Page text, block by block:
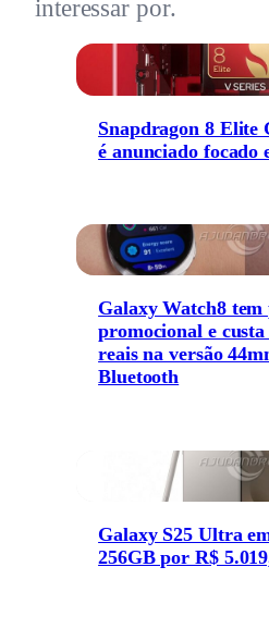
interessar por.
Snapdragon 8 Elite
é anunciado focado
Galaxy Watch8 tem
promocional e custa
reais na versão
Bluetooth
Galaxy S25 Ultra
256GB por R$